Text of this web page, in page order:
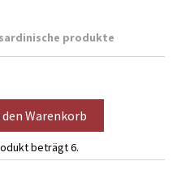
produkte
den Warenkorb
beträgt 6.